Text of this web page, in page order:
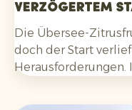
verzögertem
Die Übersee-
doch der Start
Herausforderungen.